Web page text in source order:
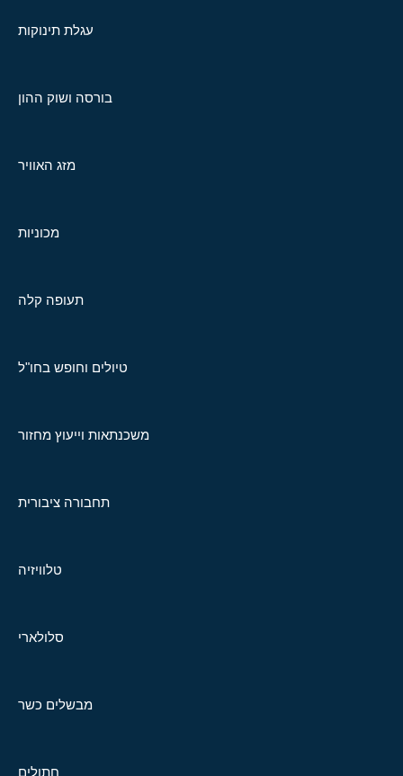
עגלת תינוקות
בורסה ושוק ההון
מזג האוויר
מכוניות
תעופה קלה
טיולים וחופש בחו"ל
משכנתאות וייעוץ מחזור
תחבורה ציבורית
טלוויזיה
סלולארי
מבשלים כשר
חתולים